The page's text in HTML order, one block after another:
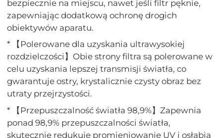
bezpiecznie na miejscu, nawet jeśli filtr pęknie,
zapewniając dodatkową ochronę drogich
obiektywów aparatu.
* 【Polerowane dla uzyskania ultrawysokiej
rozdzielczości】Obie strony filtra są polerowane w
celu uzyskania lepszej transmisji światła, co
gwarantuje ostry, krystalicznie czysty obraz bez
utraty przejrzystości.
* 【Przepuszczalność światła 98,9%】Zapewnia
ponad 98,9% przepuszczalności światła,
skutecznie redukuje promieniowanie UV i osłabia